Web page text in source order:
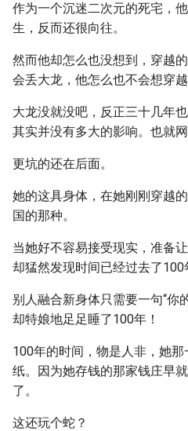
作为一个沉迷二次元的死宅，
生，反而还很向往。
然而他却怎么也没想到，穿越
会丢大龙，他怎么也不会想穿越
大龙没就没吧，反正三十几年
其实并没有多大的影响。也就
更坑的还在后面。
她的这具身体，在她刚刚穿越
国的那种。
当她好不容易接受现实，准备
却猛然发现时间已经过去了100
别人融合新身体只需要一句“你
却特娘地足足睡了100年！
100年的时间，物是人非，她
纸。因为她存钱的那家钱庄早
了。
这还玩个蛇？